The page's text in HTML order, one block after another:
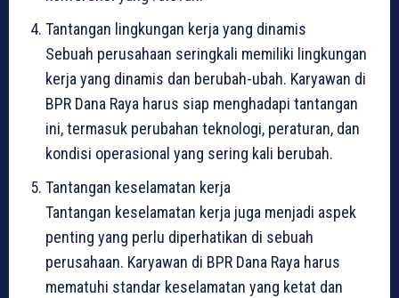
Tantangan lingkungan kerja yang dinamis
Sebuah perusahaan seringkali memiliki lingkungan
kerja yang dinamis dan berubah-ubah. Karyawan di
BPR Dana Raya harus siap menghadapi tantangan
ini, termasuk perubahan teknologi, peraturan, dan
kondisi operasional yang sering kali berubah.
Tantangan keselamatan kerja
Tantangan keselamatan kerja juga menjadi aspek
penting yang perlu diperhatikan di sebuah
perusahaan. Karyawan di BPR Dana Raya harus
mematuhi standar keselamatan yang ketat dan